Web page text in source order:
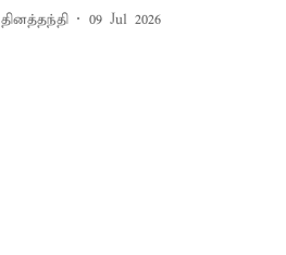
தினத்தந்தி 09 Jul 2026